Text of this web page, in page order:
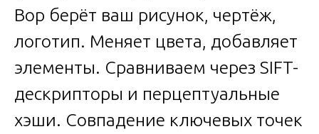
Вор берёт ваш рисунок, чертёж,
логотип. Меняет цвета, добавляет
элементы. Сравниваем через SIFT-
дескрипторы и перцептуальные
хэши. Совпадение ключевых точек